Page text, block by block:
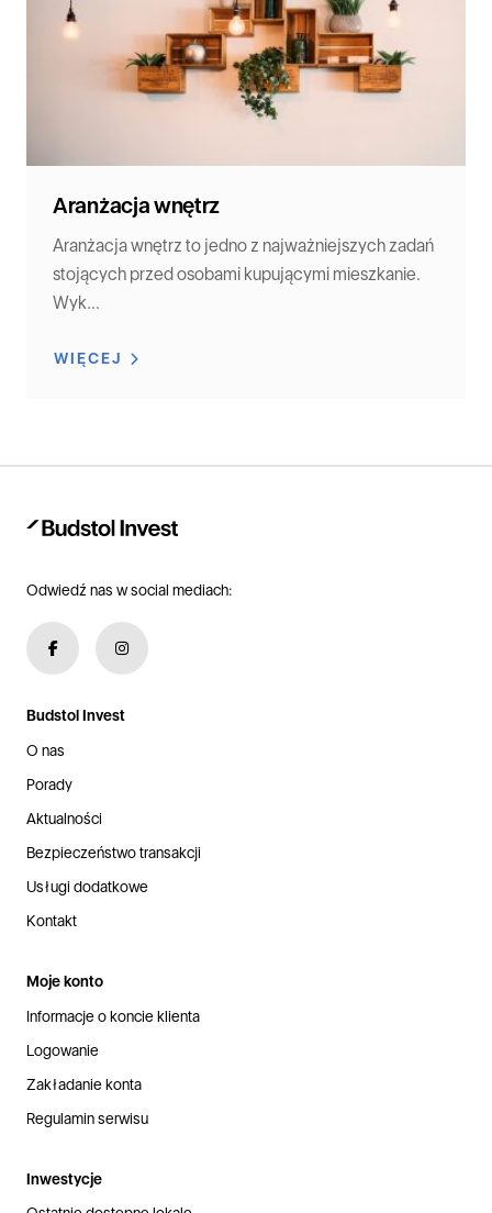
Aranżacja wnętrz
Aranżacja wnętrz to jedno z najważniejszych zadań
stojących przed osobami kupującymi mieszkanie.
Wyk...
WIĘCEJ
Odwiedź nas w social mediach:
Budstol Invest
O nas
Porady
Aktualności
Bezpieczeństwo transakcji
Usługi dodatkowe
Kontakt
Moje konto
Informacje o koncie klienta
Logowanie
Zakładanie konta
Regulamin serwisu
Inwestycje